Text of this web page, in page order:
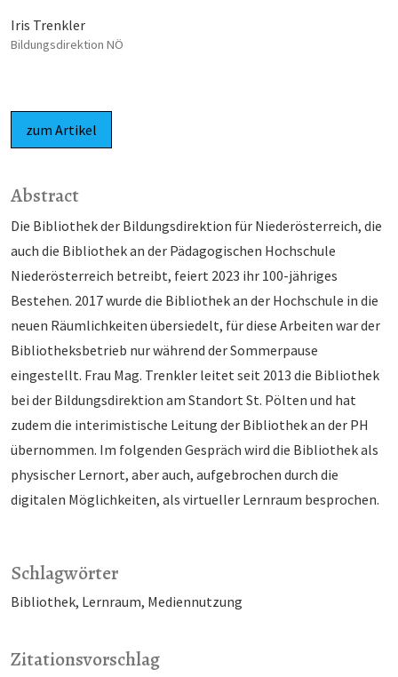
Iris Trenkler
Bildungsdirektion NÖ
zum Artikel
Schlagwörter
Bibliothek Lernraum Mediennutzung
Zitationsvorschlag
Abstract
Die Bibliothek der Bildungsdirektion für Niederösterreich, die
auch die Bibliothek an der Pädagogischen Hochschule
Niederösterreich betreibt, feiert 2023 ihr 100-jähriges
Bestehen. 2017 wurde die Bibliothek an der Hochschule in die
neuen Räumlichkeiten übersiedelt, für diese Arbeiten war der
Bibliotheksbetrieb nur während der Sommerpause
eingestellt. Frau Mag. Trenkler leitet seit 2013 die Bibliothek
bei der Bildungsdirektion am Standort St. Pölten und hat
zudem die interimistische Leitung der Bibliothek an der PH
übernommen. Im folgenden Gespräch wird die Bibliothek als
physischer Lernort, aber auch, aufgebrochen durch die
digitalen Möglichkeiten, als virtueller Lernraum besprochen.